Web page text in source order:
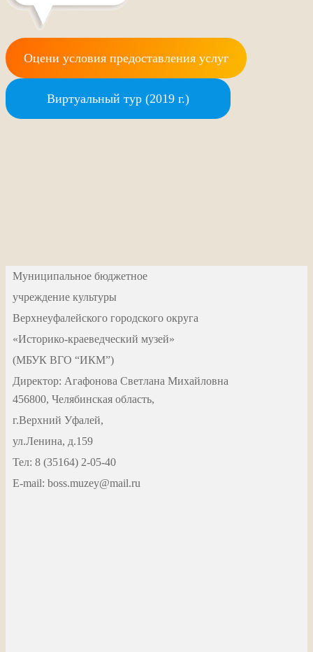
Оцени условия предоставления услуг
Виртуальный тур (2019 г.)
Муниципальное бюджетное
учреждение культуры
Верхнеуфалейского городского округа
«Историко-краеведческий музей»
(МБУК ВГО “ИКМ”)
Директор: Агафонова Светлана Михайловна
456800, Челябинская область,
г.Верхний Уфалей,
ул.Ленина, д.159
Тел: 8 (35164) 2-05-40
Е-mail: boss.muzey@mail.ru